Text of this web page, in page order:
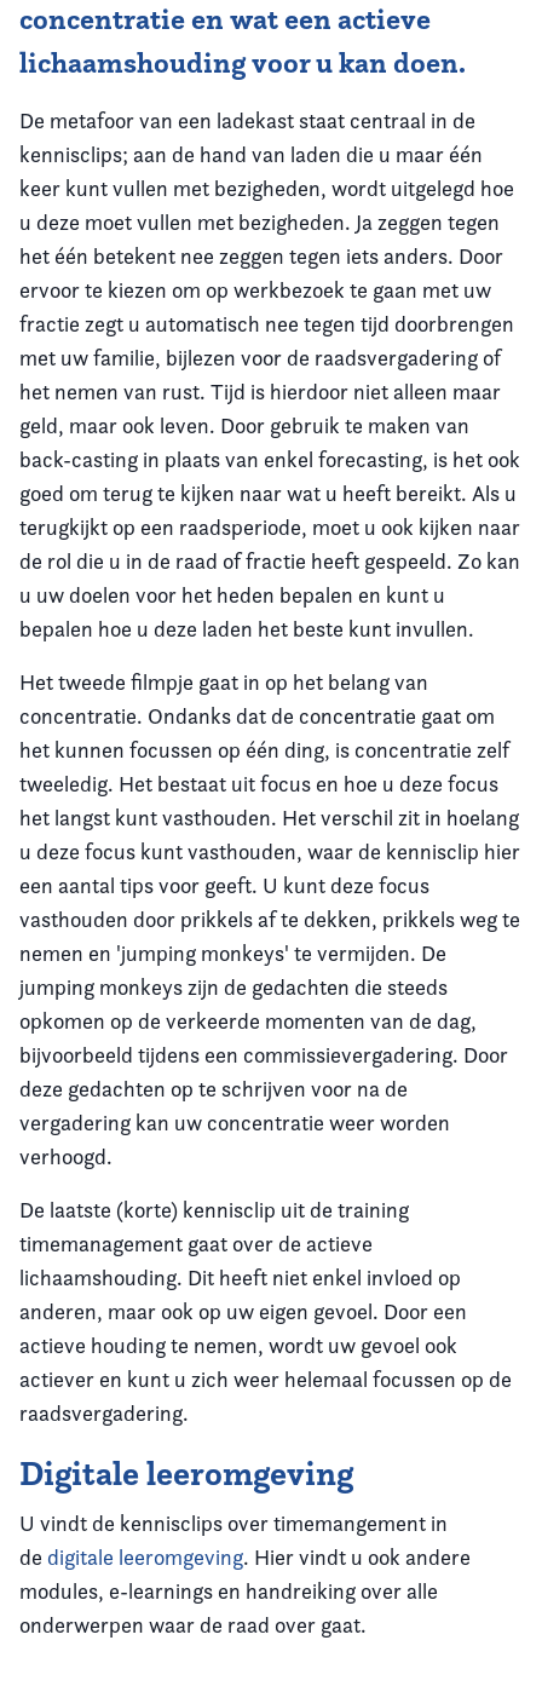
concentratie en wat een actieve
lichaamshouding voor u kan doen.
De metafoor van een ladekast staat centraal in de
kennisclips; aan de hand van laden die u maar één
keer kunt vullen met bezigheden, wordt uitgelegd hoe
u deze moet vullen met bezigheden. Ja zeggen tegen
het één betekent nee zeggen tegen iets anders. Door
ervoor te kiezen om op werkbezoek te gaan met uw
fractie zegt u automatisch nee tegen tijd doorbrengen
met uw familie, bijlezen voor de raadsvergadering of
het nemen van rust. Tijd is hierdoor niet alleen maar
geld, maar ook leven. Door gebruik te maken van
back-casting in plaats van enkel forecasting, is het ook
goed om terug te kijken naar wat u heeft bereikt. Als u
terugkijkt op een raadsperiode, moet u ook kijken naar
de rol die u in de raad of fractie heeft gespeeld. Zo kan
u uw doelen voor het heden bepalen en kunt u
bepalen hoe u deze laden het beste kunt invullen.
Het tweede filmpje gaat in op het belang van
concentratie. Ondanks dat de concentratie gaat om
het kunnen focussen op één ding, is concentratie zelf
tweeledig. Het bestaat uit focus en hoe u deze focus
het langst kunt vasthouden. Het verschil zit in hoelang
u deze focus kunt vasthouden, waar de kennisclip hier
een aantal tips voor geeft. U kunt deze focus
vasthouden door prikkels af te dekken, prikkels weg te
nemen en 'jumping monkeys' te vermijden. De
jumping monkeys zijn de gedachten die steeds
opkomen op de verkeerde momenten van de dag,
bijvoorbeeld tijdens een commissievergadering. Door
deze gedachten op te schrijven voor na de
vergadering kan uw concentratie weer worden
verhoogd.
De laatste (korte) kennisclip uit de training
timemanagement gaat over de actieve
lichaamshouding. Dit heeft niet enkel invloed op
anderen, maar ook op uw eigen gevoel. Door een
actieve houding te nemen, wordt uw gevoel ook
actiever en kunt u zich weer helemaal focussen op de
raadsvergadering.
Digitale leeromgeving
U vindt de kennisclips over timemangement in
de digitale leeromgeving. Hier vindt u ook andere
modules, e-learnings en handreiking over alle
onderwerpen waar de raad over gaat.